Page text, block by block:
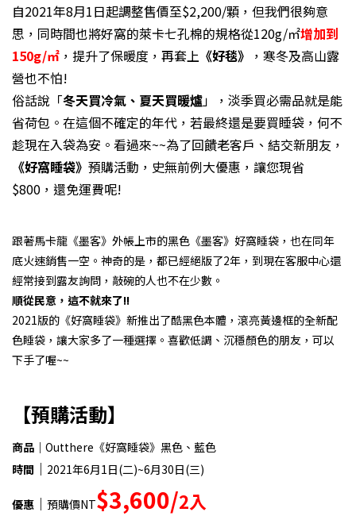
自2021年8月1日起調整售價至$2,200/顆，但我們很夠意
思，同時間也將好窩的萊卡七孔棉的規格從120g/㎡增加到
150g/㎡ ，提升了保暖度，再套上 《好毯》 ，寒冬及高山露
營也不怕!
俗話說「冬天買冷氣、夏天買暖爐」，淡季買必需品就是能
省荷包。在這個不確定的年代，若最終還是要買睡袋，何不
趁現在入袋為安。看過來~~為了回饋老客戶、結交新朋友，
《好窩睡袋》 預購活動，史無前例大優惠，讓您現省
$800，還免運費呢!
跟著馬卡龍《墨客》外帳上市的黑色《墨客》好窩睡袋，也在同年
底火速銷售一空。神奇的是，都已經絕版了2年，到現在客服中心還
經常接到露友詢問，敲碗的人也不在少數。
順從民意，這不就來了!!
2021版的《好窩睡袋》新推出了酷黑色本體，滾亮黃邊框的全新配
色睡袋，讓大家多了一種選擇。喜歡低調、沉穩顏色的朋友，可以
下手了喔~~
【預購活動】
商品｜ Outthere《好窩睡袋》黑色、藍色
時間 ｜ 2021年6月1日(二)~6月30日(三)
優惠 ｜ 預購價NT$3,600/2入